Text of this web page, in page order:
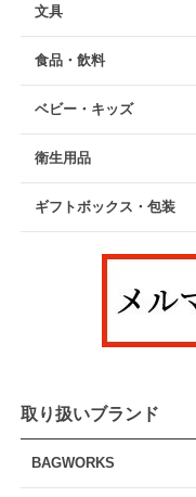
文具
食品・飲料
ベビー・キッズ
衛生用品
ギフトボックス・包装
取り扱いブランド
BAGWORKS